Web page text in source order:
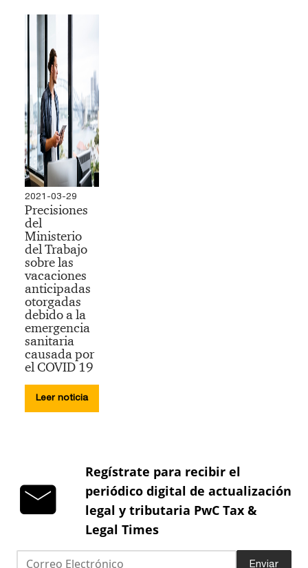
2021-03-29
Precisiones
del
Ministerio
del Trabajo
sobre las
vacaciones
anticipadas
otorgadas
debido a la
emergencia
sanitaria
causada por
el COVID 19
Leer noticia
Regístrate para recibir el
periódico digital de actualización
legal y tributaria PwC Tax &
Legal Times
Enviar